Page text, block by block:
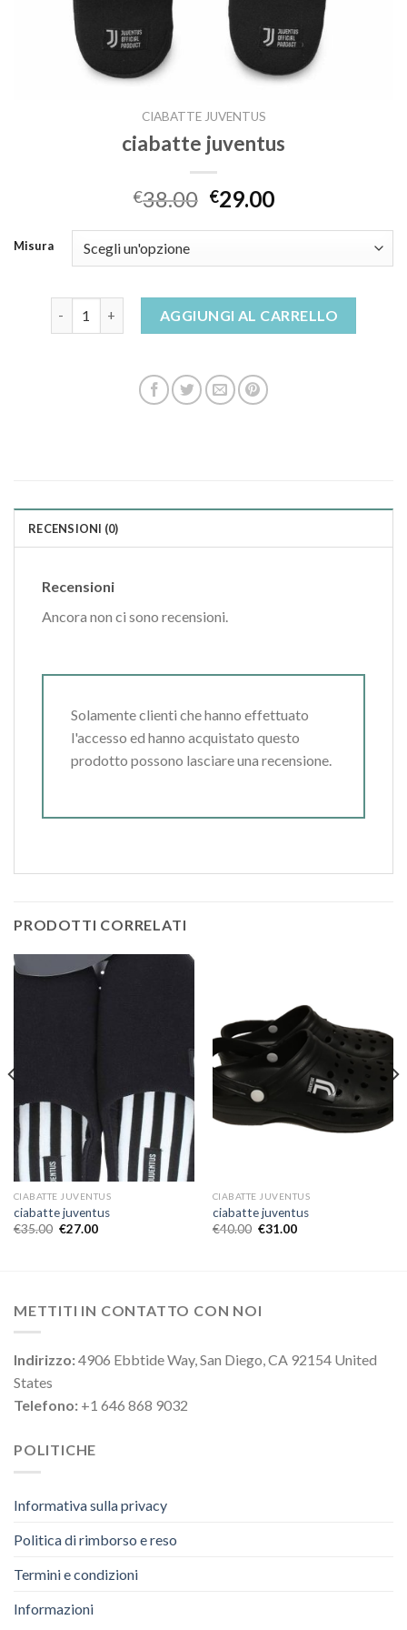
CIABATTE JUVENTUS
ciabatte juventus
€38.00 €29.00
Misura
AGGIUNGI AL CARRELLO
RECENSIONI (0)
Recensioni
Ancora non ci sono recensioni.
Solamente clienti che hanno effettuato
l'accesso ed hanno acquistato questo
prodotto possono lasciare una recensione.
PRODOTTI CORRELATI
CIABATTE JUVENTUS
ciabatte juventus
€35.00 €27.00
CIABATTE JUVENTUS
ciabatte juventus
€40.00 €31.00
METTITI IN CONTATTO CON NOI
Indirizzo:4906 Ebbtide Way, San Diego, CA 92154 United
States
Telefono: +1 646 868 9032
POLITICHE
Informativa sulla privacy
Politica di rimborso e reso
Termini e condizioni
Informazioni